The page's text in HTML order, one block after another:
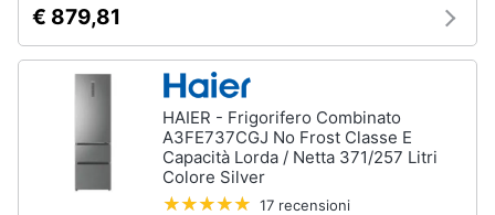
€ 879,81
HAIER - Frigorifero Combinato
A3FE737CGJ No Frost Classe E
Capacità Lorda / Netta 371/257 Litri
Colore Silver
17 recensioni